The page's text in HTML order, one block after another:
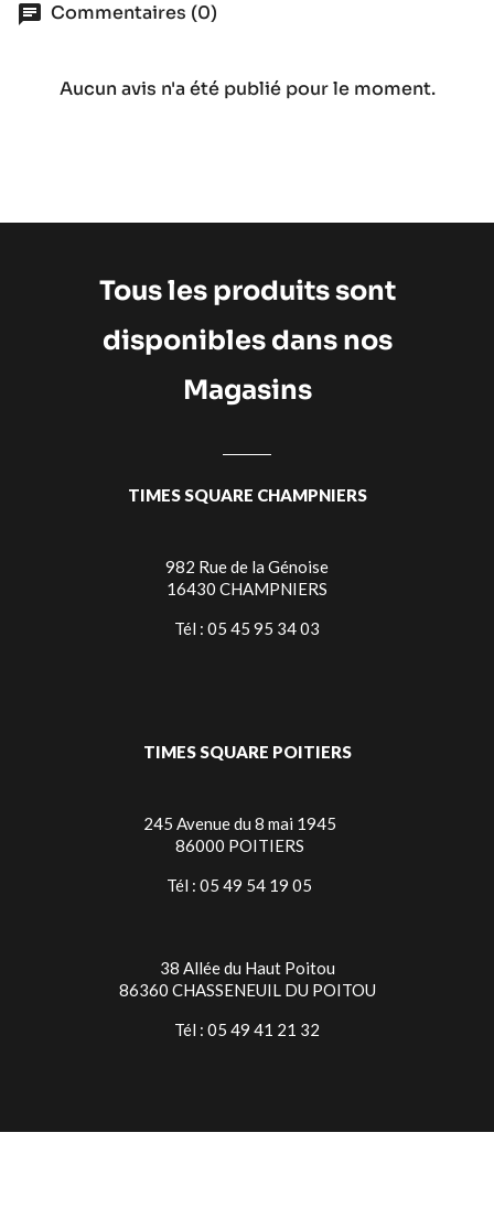
Commentaires (0)
Aucun avis n'a été publié pour le moment.
Tous les produits sont
disponibles dans nos
Magasins
TIMES SQUARE CHAMPNIERS
982 Rue de la Génoise
16430 CHAMPNIERS
Tél : 05 45 95 34 03
TIMES SQUARE POITIERS
245 Avenue du 8 mai 1945
86000 POITIERS
Tél : 05 49 54 19 05
38 Allée du Haut Poitou
86360 CHASSENEUIL DU POITOU
Tél : 05 49 41 21 32